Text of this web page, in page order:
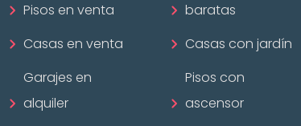
Pisos en venta
Casas en venta
Garajes en
alquiler
baratas
Casas con jardín
Pisos con
ascensor